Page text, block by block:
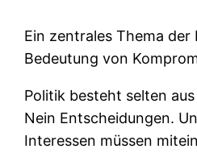
Ein zentrales Thema
Bedeutung von
Politik besteht selten
Nein Entscheidungen.
Interessen müssen